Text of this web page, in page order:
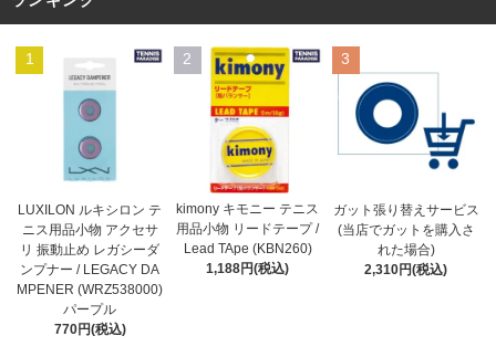
1
LUXILON ルキシロン テ
ニス用品小物 アクセサ
リ 振動止め レガシーダ
ンプナー / LEGACY DA
MPENER (WRZ538000)
パープル
770円(税込)
2
kimony キモニー テニス
用品小物 リードテープ /
Lead TApe (KBN260)
1,188円(税込)
3
ガット張り替えサービス
(当店でガットを購入さ
れた場合)
2,310円(税込)